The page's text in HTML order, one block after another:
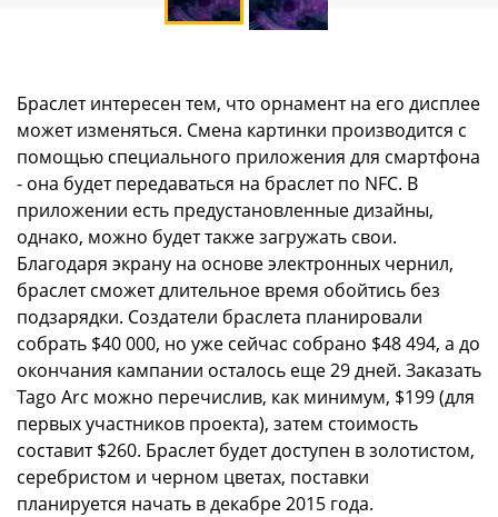
Браслет интересен тем, что орнамент на его дисплее
может изменяться. Смена картинки производится с
помощью специального приложения для смартфона
- она будет передаваться на браслет по NFC. В
приложении есть предустановленные дизайны,
однако, можно будет также загружать свои.
Благодаря экрану на основе электронных чернил,
браслет сможет длительное время обойтись без
подзарядки. Создатели браслета планировали
собрать $40 000, но уже сейчас собрано $48 494, а до
окончания кампании осталось еще 29 дней. Заказать
Tago Arc можно перечислив, как минимум, $199 (для
первых участников проекта), затем стоимость
составит $260. Браслет будет доступен в золотистом,
серебристом и черном цветах, поставки
планируется начать в декабре 2015 года.